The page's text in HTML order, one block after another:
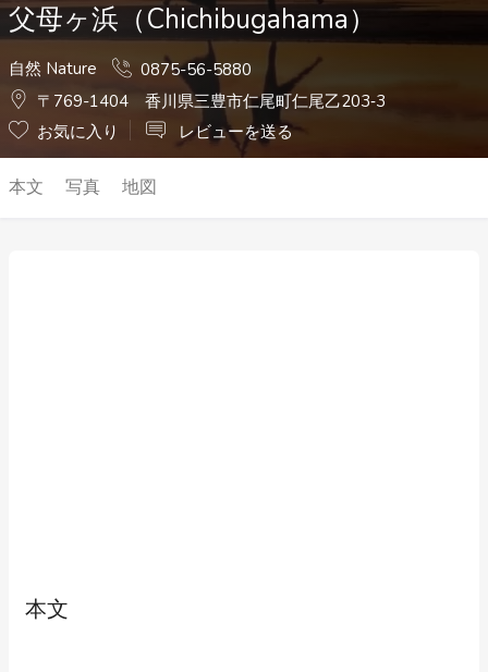
父母ヶ浜（Chichibugahama）
自然 Nature
0875-56-5880
〒769-1404 香川県三豊市仁尾町仁尾乙203‐3
お気に入り
レビューを送る
本文 写真 地図
本文